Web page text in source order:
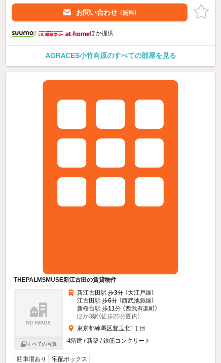
お問い合わせ （無料）
ほか提供
AGRACES小竹向原のすべての部屋を見る
THEPALMSMUSE新江古田の賃貸物件
すべての写真
新江古田駅 歩3分 （大江戸線）
江古田駅 歩6分 （西武池袋線）
新桜台駅 歩11分 （西武有楽町）
ほか3駅（徒歩20分圏内）
東京都練馬区豊玉北1丁目
4階建 / 新築 / 鉄筋コンクリート
駐車場あり 宅配ボックス